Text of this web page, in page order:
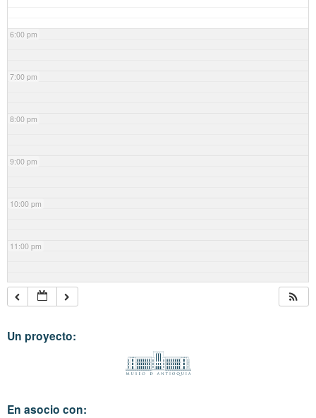
6:00 pm
7:00 pm
8:00 pm
9:00 pm
10:00 pm
11:00 pm
Un proyecto:
En asocio con: